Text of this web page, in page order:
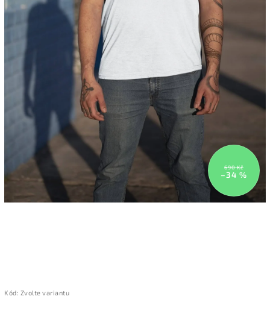
690 Kč
–34 %
Kód: Zvolte variantu